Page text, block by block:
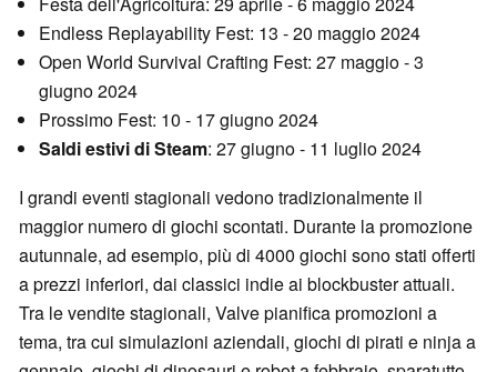
Endless Replayability Fest: 13 - 20 maggio 2024
Open World Survival Crafting Fest: 27 maggio - 3
giugno 2024
Prossimo Fest: 10 - 17 giugno 2024
Saldi estivi di Steam: 27 giugno - 11 luglio 2024
I grandi eventi stagionali vedono tradizionalmente il
maggior numero di giochi scontati. Durante la promozione
autunnale, ad esempio, più di 4000 giochi sono stati offerti
a prezzi inferiori, dai classici indie ai blockbuster attuali.
Tra le vendite stagionali, Valve pianifica promozioni a
tema, tra cui simulazioni aziendali, giochi di pirati e ninja a